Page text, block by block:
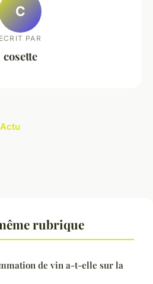
C
ECRIT PAR
cosette
rubrique
de vin a-t-elle sur la